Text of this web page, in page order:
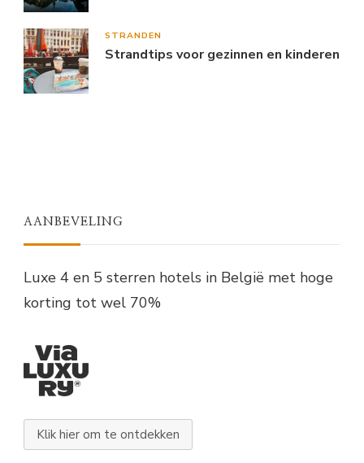
STRANDEN
Strandtips voor gezinnen en kinderen
AANBEVELING
Luxe 4 en 5 sterren hotels in België met hoge
korting tot wel 70%
Klik hier om te ontdekken